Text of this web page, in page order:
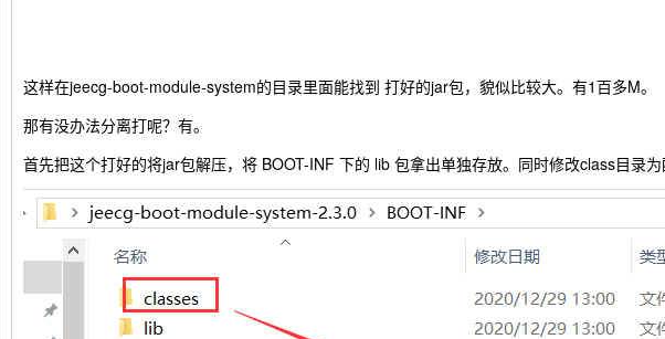
这样在jeecg-boot-module-system的目录里面能找到 打好的jar包，貌似比较大。有1百多M。
那有没办法分离打呢？有。
首先把这个打好的将jar包解压，将 BOOT-INF 下的 lib 包拿出单独存放。同时修改class目录